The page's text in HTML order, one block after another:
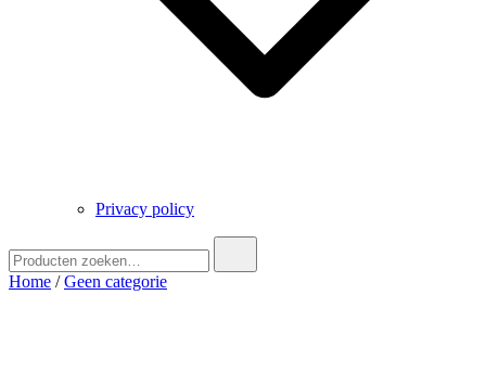
Privacy policy
naar:
Home /Geen categorie